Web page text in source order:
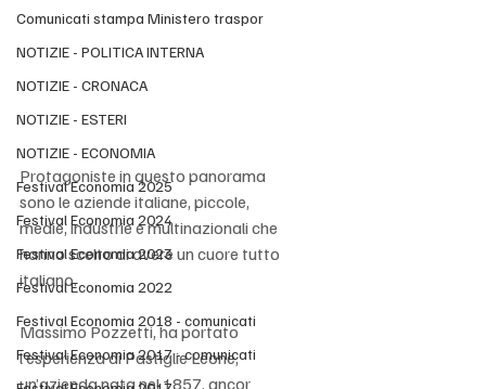
Comunicati stampa Ministero traspor
NOTIZIE - POLITICA INTERNA
NOTIZIE - CRONACA
NOTIZIE - ESTERI
NOTIZIE - ECONOMIA
Festival Economia 2025
Festival Economia 2024
Festival Economia 2023
Festival Economia 2022
Festival Economia 2018 - comunicati
Festival Economia 2017 - comunicati
Protagoniste in questo panorama
sono le aziende italiane, piccole,
medie, industrie e multinazionali che
hanno scelto di avere un cuore tutto
italiano.
Massimo Pozzetti, ha portato
l’esperienza di Pastiglie Leone,
un’azienda nata nel 1857, ancor